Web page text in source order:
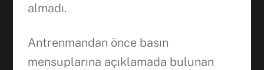
almadı.
Antrenmandan önce basın
mensuplarına açıklamada bulunan